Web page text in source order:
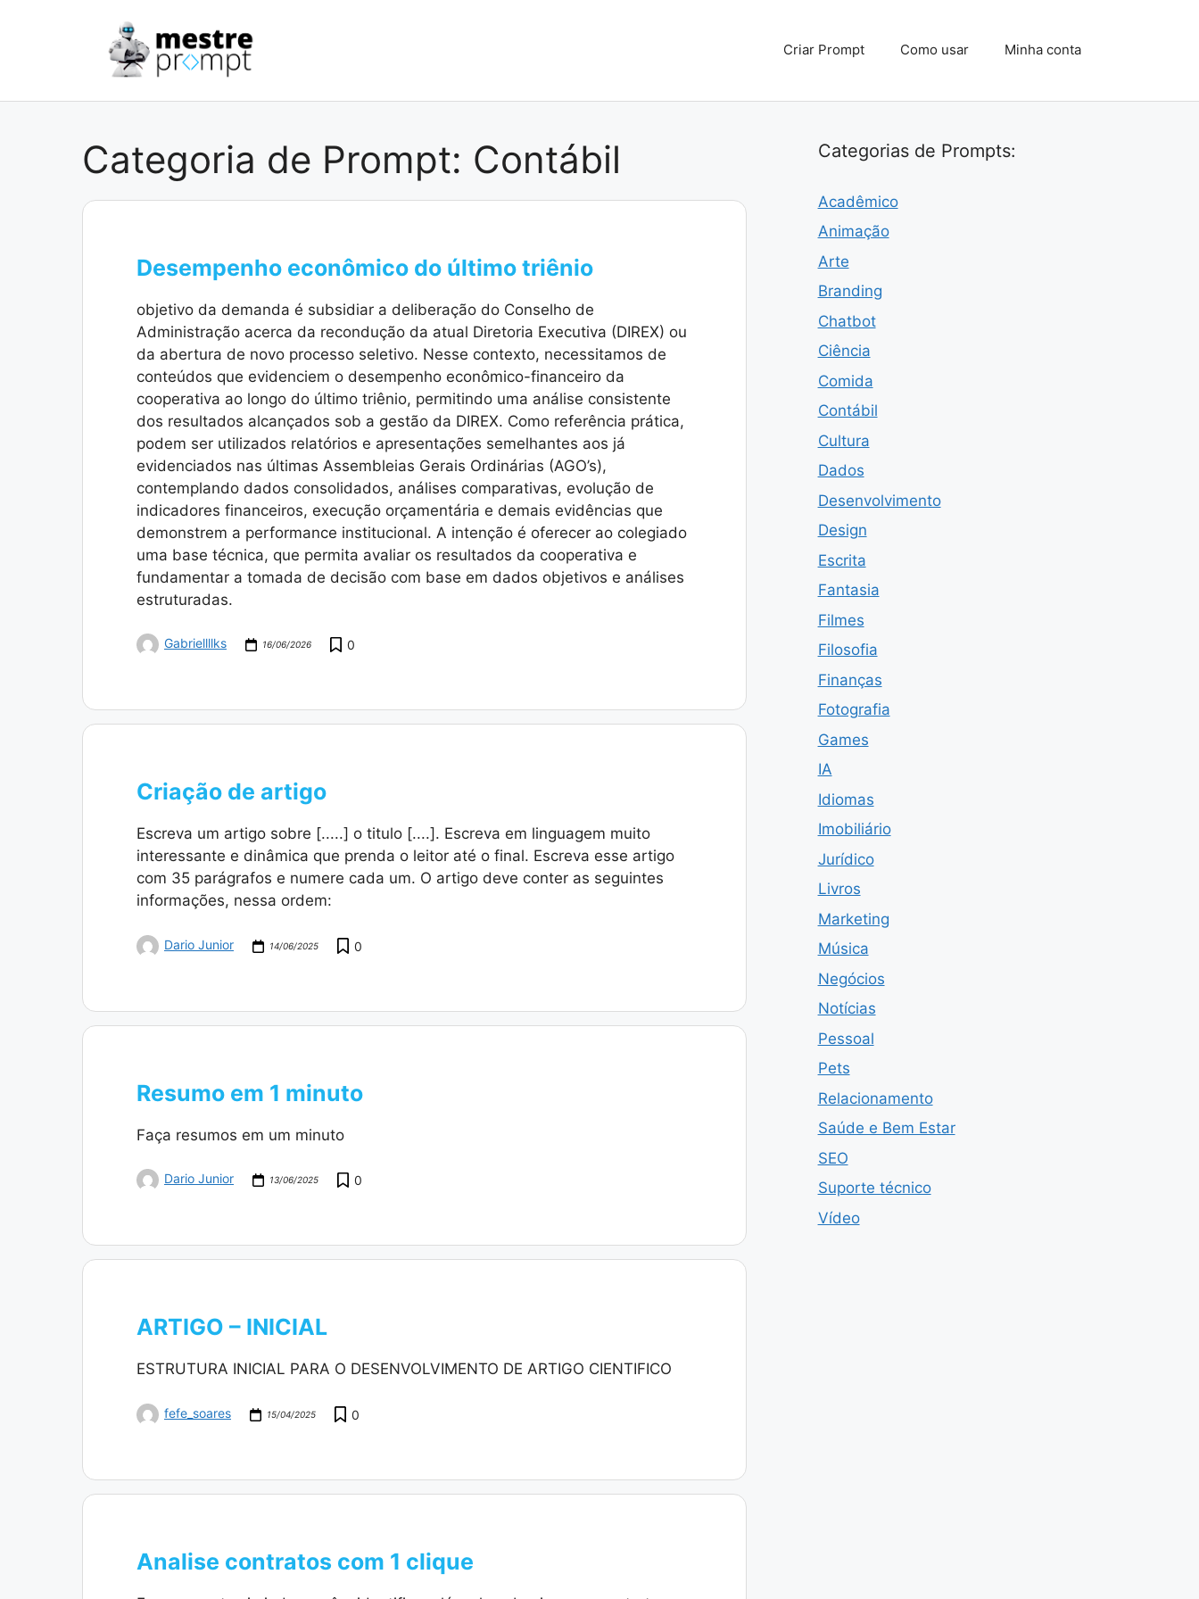
Criar Prompt Como usar Minha conta
Categoria de Prompt: Contábil
Desempenho econômico do último triênio
objetivo da demanda é subsidiar a deliberação do Conselho de
Administração acerca da recondução da atual Diretoria Executiva (DIREX) ou
da abertura de novo processo seletivo. Nesse contexto, necessitamos de
conteúdos que evidenciem o desempenho econômico-financeiro da
cooperativa ao longo do último triênio, permitindo uma análise consistente
dos resultados alcançados sob a gestão da DIREX. Como referência prática,
podem ser utilizados relatórios e apresentações semelhantes aos já
evidenciados nas últimas Assembleias Gerais Ordinárias (AGO’s),
contemplando dados consolidados, análises comparativas, evolução de
indicadores financeiros, execução orçamentária e demais evidências que
demonstrem a performance institucional. A intenção é oferecer ao colegiado
uma base técnica, que permita avaliar os resultados da cooperativa e
fundamentar a tomada de decisão com base em dados objetivos e análises
estruturadas.
Gabriellllks 16/06/2026 0
Criação de artigo
Escreva um artigo sobre [.....] o titulo [....]. Escreva em linguagem muito
interessante e dinâmica que prenda o leitor até o final. Escreva esse artigo
com 35 parágrafos e numere cada um. O artigo deve conter as seguintes
informações, nessa ordem:
Dario Junior 14/06/2025 0
Resumo em 1 minuto
Faça resumos em um minuto
Dario Junior 13/06/2025 0
ARTIGO – INICIAL
ESTRUTURA INICIAL PARA O DESENVOLVIMENTO DE ARTIGO CIENTIFICO
fefe_soares 15/04/2025 0
Analise contratos com 1 clique
Categorias de Prompts:
Acadêmico
Animação
Arte
Branding
Chatbot
Ciência
Comida
Contábil
Cultura
Dados
Desenvolvimento
Design
Escrita
Fantasia
Filmes
Filosofia
Finanças
Fotografia
Games
IA
Idiomas
Imobiliário
Jurídico
Livros
Marketing
Música
Negócios
Notícias
Pessoal
Pets
Relacionamento
Saúde e Bem Estar
SEO
Suporte técnico
Vídeo